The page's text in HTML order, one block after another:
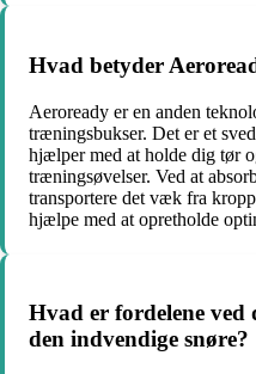
Hvad betyder
Aeroready er en anden
træningsbukser. Det er et
hjælper med at holde dig tør
træningsøvelser. Ved at
transportere det væk fra
hjælpe med at opretholde
Hvad er fordelene ved
den indvendige snøre?